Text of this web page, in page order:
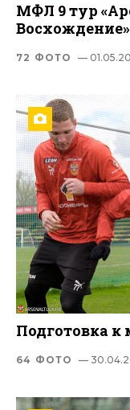
МФЛ 9 тур
Восхождение»
72 ФОТО —
Подготовка к
64 ФОТО —